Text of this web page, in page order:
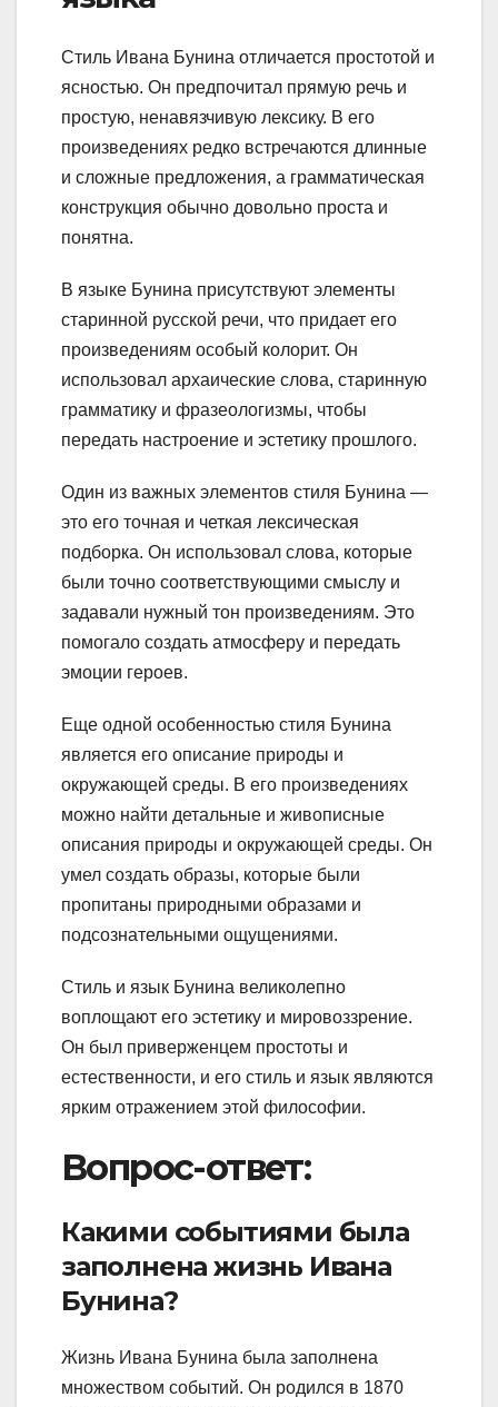
Стиль Ивана Бунина отличается простотой и
ясностью. Он предпочитал прямую речь и
простую, ненавязчивую лексику. В его
произведениях редко встречаются длинные
и сложные предложения, а грамматическая
конструкция обычно довольно проста и
понятна.
В языке Бунина присутствуют элементы
старинной русской речи, что придает его
произведениям особый колорит. Он
использовал архаические слова, старинную
грамматику и фразеологизмы, чтобы
передать настроение и эстетику прошлого.
Один из важных элементов стиля Бунина —
это его точная и четкая лексическая
подборка. Он использовал слова, которые
были точно соответствующими смыслу и
задавали нужный тон произведениям. Это
помогало создать атмосферу и передать
эмоции героев.
Еще одной особенностью стиля Бунина
является его описание природы и
окружающей среды. В его произведениях
можно найти детальные и живописные
описания природы и окружающей среды. Он
умел создать образы, которые были
пропитаны природными образами и
подсознательными ощущениями.
Стиль и язык Бунина великолепно
воплощают его эстетику и мировоззрение.
Он был приверженцем простоты и
естественности, и его стиль и язык являются
ярким отражением этой философии.
Вопрос-ответ:
Какими событиями была
заполнена жизнь Ивана
Бунина?
Жизнь Ивана Бунина была заполнена
множеством событий. Он родился в 1870